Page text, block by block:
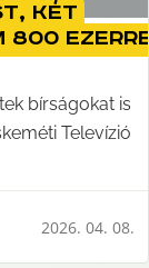
két
800
bírságokat is
Televízió
2026. 04. 08.